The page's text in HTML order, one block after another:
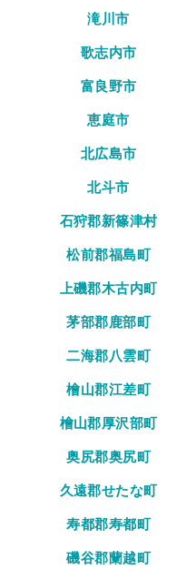
滝川市
歌志内市
富良野市
恵庭市
北広島市
北斗市
石狩郡新篠津村
松前郡福島町
上磯郡木古内町
茅部郡鹿部町
二海郡八雲町
檜山郡江差町
檜山郡厚沢部町
奥尻郡奥尻町
久遠郡せたな町
寿都郡寿都町
磯谷郡蘭越町